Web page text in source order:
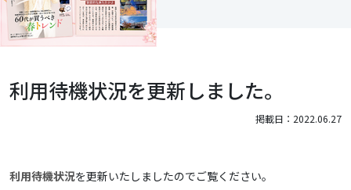
利用待機状況を更新しました。
掲載日：2022.06.27
利用待機状況を更新いたしましたのでご覧ください。